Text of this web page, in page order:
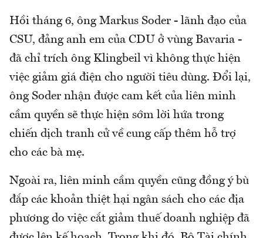
Hồi tháng 6, ông Markus Soder - lãnh đạo của
CSU, đảng anh em của CDU ở vùng Bavaria -
đã chỉ trích ông Klingbeil vì không thực hiện
việc giảm giá điện cho người tiêu dùng. Đổi lại,
ông Soder nhận được cam kết của liên minh
cầm quyền sẽ thực hiện sớm lời hứa trong
chiến dịch tranh cử về cung cấp thêm hỗ trợ
cho các bà mẹ.
Ngoài ra, liên minh cầm quyền cũng đồng ý bù
đắp các khoản thiệt hại ngân sách cho các địa
phương do việc cắt giảm thuế doanh nghiệp đã